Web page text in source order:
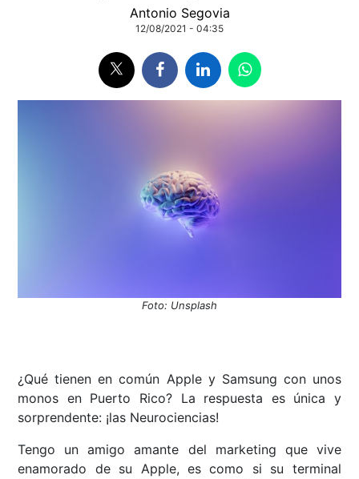
Antonio Segovia
12/08/2021 - 04:35
Foto: Unsplash
¿Qué tienen en común Apple y Samsung con unos
monos en Puerto Rico? La respuesta es única y
sorprendente: ¡las Neurociencias!
Tengo un amigo amante del marketing que vive
enamorado de su Apple, es como si su terminal